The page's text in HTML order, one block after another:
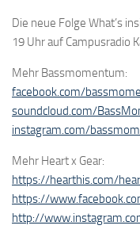
Die neue Folge What’s
19 Uhr auf Campusradio
Mehr Bassmomentum:
facebook.com/
soundcloud.com/
instagram.com/
Mehr Heart x Gear:
https://hearthis.com/
https://
http://